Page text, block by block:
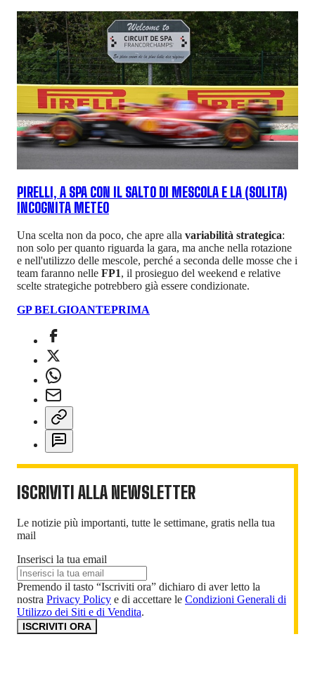
PIRELLI, A SPA CON IL SALTO DI MESCOLA E LA (SOLITA)
INCOGNITA METEO
Una scelta non da poco, che apre alla variabilità strategica:
non solo per quanto riguarda la gara, ma anche nella rotazione
e nell'utilizzo delle mescole, perché a seconda delle mosse che i
team faranno nelle FP1, il prosieguo del weekend e relative
scelte strategiche potrebbero già essere condizionate.
GP BELGIOANTEPRIMA
ISCRIVITI ALLA NEWSLETTER
Le notizie più importanti, tutte le settimane, gratis nella tua
mail
Inserisci la tua email
Premendo il tasto “Iscriviti ora” dichiaro di aver letto la
nostra Privacy Policy e di accettare le Condizioni Generali di
Utilizzo dei Siti e di Vendita.
ISCRIVITI ORA